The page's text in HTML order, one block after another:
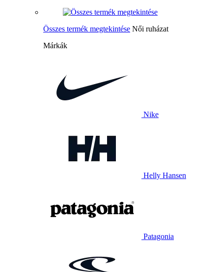
Összes termék megtekintése Női ruházat
Márkák
Nike
Helly Hansen
Patagonia